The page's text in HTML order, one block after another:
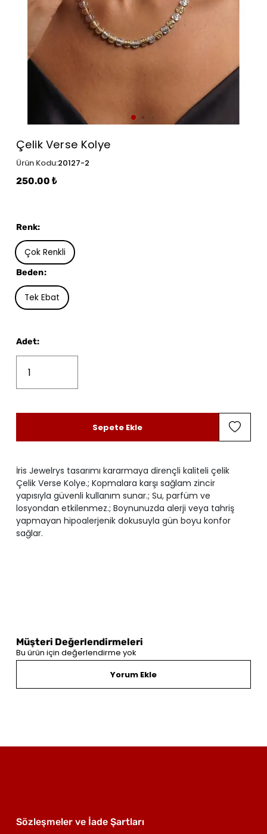
Çelik Verse Kolye
Ürün Kodu:20127-2
250.00 ₺
İris Jewelrys tasarımı kararmaya dirençli kaliteli çelik
Çelik Verse Kolye.; Kopmalara karşı sağlam zincir
yapısıyla güvenli kullanım sunar.; Su, parfüm ve
losyondan etkilenmez.; Boynunuzda alerji veya tahriş
yapmayan hipoalerjenik dokusuyla gün boyu konfor
sağlar.
Renk:
Çok Renkli
Beden:
Tek Ebat
Adet:
Sepete Ekle
Müşteri Değerlendirmeleri
Bu ürün için değerlendirme yok
Yorum Ekle
Sözleşmeler ve İade Şartları